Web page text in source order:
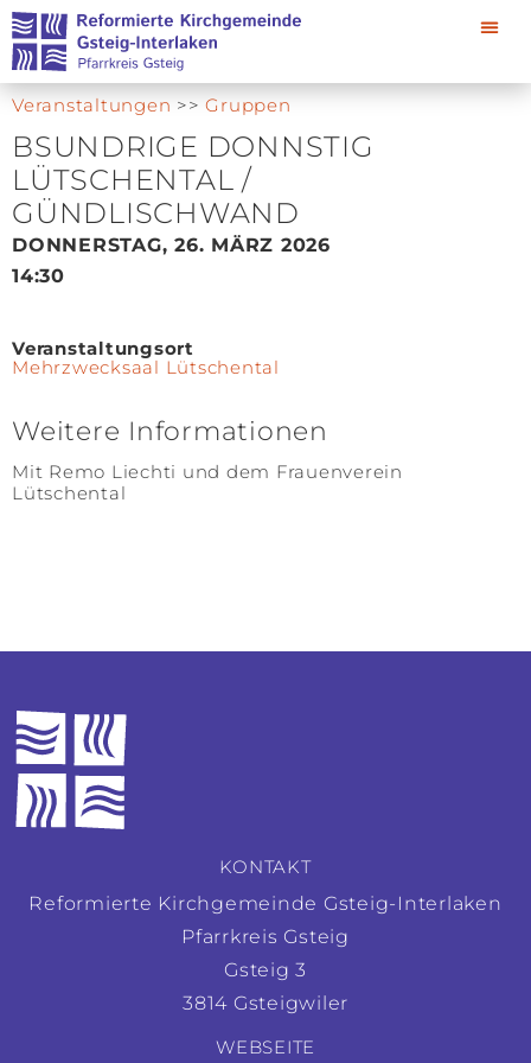
Veranstaltungen >>Gruppen
BSUNDRIGE DONNSTIG
LÜTSCHENTAL /
GÜNDLISCHWAND
DONNERSTAG, 26. MÄRZ 2026
14:30
Veranstaltungsort
Mehrzwecksaal Lütschental
Weitere Informationen
Mit Remo Liechti und dem Frauenverein
Lütschental
KONTAKT
Reformierte Kirchgemeinde Gsteig-Interlaken
Pfarrkreis Gsteig
Gsteig 3
3814 Gsteigwiler
WEBSEITE